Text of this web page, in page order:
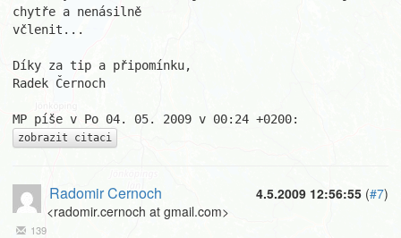
chytře a nenásilně
včlenit...
Díky za tip a připomínku,
Radek Černoch
zobrazit citaci
4.5.2009 12:56:55 (#7)
Radomir Cernoch
<radomir.cernoch at gmail.com>
139